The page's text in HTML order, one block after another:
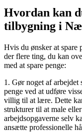
Hvordan kan
tilbygning i
Hvis du ønsker at
der flere ting, du kan
med at spare penge:
1. Gør noget af
penge ved at udføre
villig til at lære. Dette
strukturer til at male
arbejdsopgaverne selv
ansætte professionelle